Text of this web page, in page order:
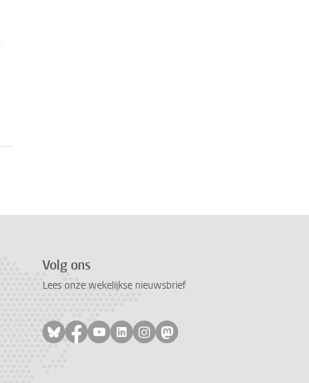
Volg ons
Lees onze wekelijkse nieuwsbrief
Volg ons op bluesky
Volg ons op facebook
Volg ons op youtube
Volg ons op linkedin
Volg ons op instagram
Volg ons op mastodon